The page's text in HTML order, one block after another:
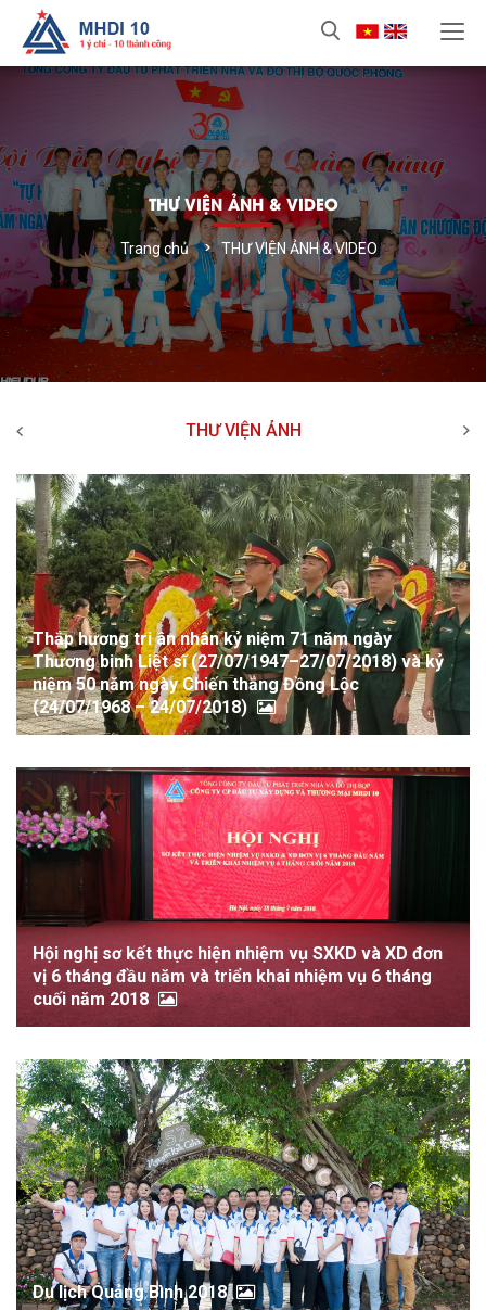
THƯ VIỆN ẢNH & VIDEO
Trang chủ THƯ VIỆN ẢNH & VIDEO
THƯ VIỆN VIDEO
Thắp hương tri ân nhân kỷ niệm 71 năm ngày
Thương binh Liệt sĩ (27/07/1947–27/07/2018) và kỷ
niệm 50 năm ngày Chiến thắng Đồng Lộc
(24/07/1968 – 24/07/2018)
Hội nghị sơ kết thực hiện nhiệm vụ SXKD và XD đơn
vị 6 tháng đầu năm và triển khai nhiệm vụ 6 tháng
cuối năm 2018
Du lịch Quảng Bình 2018